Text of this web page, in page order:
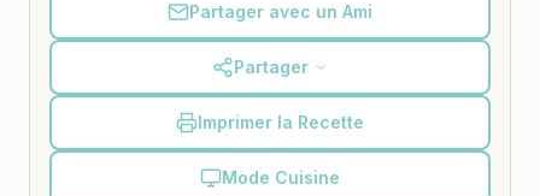
Partager avec un Ami
Partager
Imprimer la Recette
Mode Cuisine